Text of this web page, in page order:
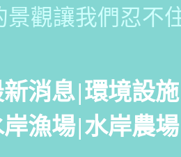
景觀讓我們忍不
消息|環境設施
漁場|水岸農場